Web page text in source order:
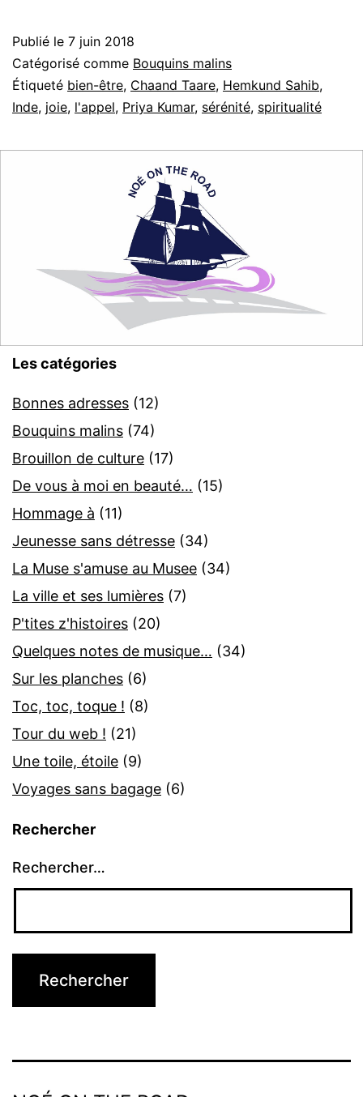
Publié le 7 juin 2018
Catégorisé comme Bouquins malins
Étiqueté bien-être, Chaand Taare, Hemkund Sahib,
Inde, joie, l'appel, Priya Kumar, sérénité, spiritualité
Les catégories
Bonnes adresses (12)
Bouquins malins (74)
Brouillon de culture (17)
De vous à moi en beauté… (15)
Hommage à (11)
Jeunesse sans détresse (34)
La Muse s'amuse au Musee (34)
La ville et ses lumières (7)
P'tites z'histoires (20)
Quelques notes de musique… (34)
Sur les planches (6)
Toc, toc, toque ! (8)
Tour du web ! (21)
Une toile, étoile (9)
Voyages sans bagage (6)
Rechercher
Rechercher…